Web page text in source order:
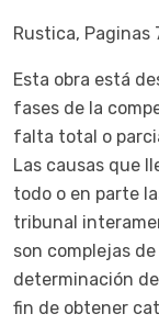
Rustica, Paginas
Esta obra está
fases de la
falta total o
Las causas que
todo o en parte
tribunal
son complejas
determinación
fin de obtener